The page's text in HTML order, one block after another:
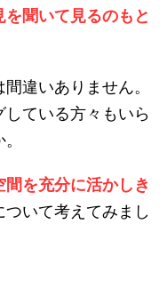
を聞いて見るのもと
違いありません。
ている方々もいら
を充分に活かしき
ついて考えてみまし